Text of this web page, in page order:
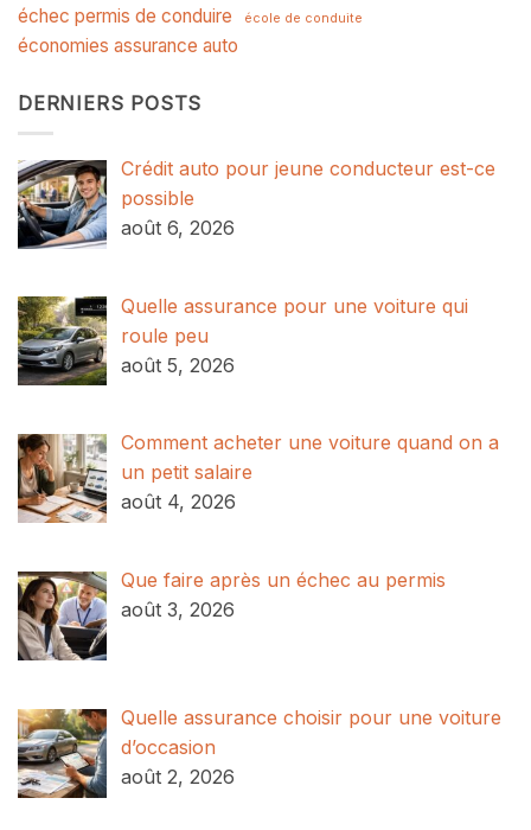
échec permis de conduire
école de conduite
économies assurance auto
DERNIERS POSTS
Crédit auto pour jeune conducteur est-ce
possible
août 6, 2026
Quelle assurance pour une voiture qui
roule peu
août 5, 2026
Comment acheter une voiture quand on a
un petit salaire
août 4, 2026
Que faire après un échec au permis
août 3, 2026
Quelle assurance choisir pour une voiture
d’occasion
août 2, 2026